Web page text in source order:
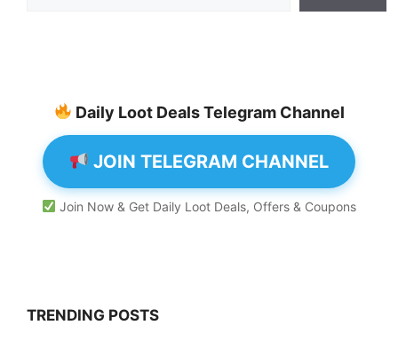
Daily Loot Deals Telegram Channel
JOIN TELEGRAM CHANNEL
Join Now & Get Daily Loot Deals, Offers & Coupons
TRENDING POSTS